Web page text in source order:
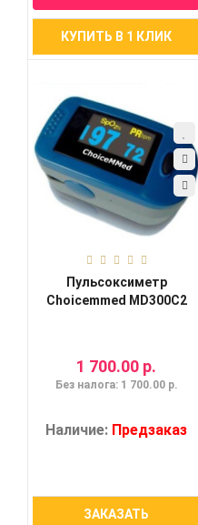
КУПИТЬ В 1 КЛИК
Пульсоксиметр
Choicemmed MD300C2
1 700.00 р.
Без налога: 1 700.00 р.
Наличие: Предзаказ
ЗАКАЗАТЬ